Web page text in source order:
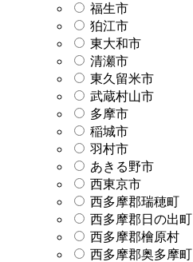
福生市
狛江市
東大和市
清瀬市
東久留米市
武蔵村山市
多摩市
稲城市
羽村市
あきる野市
西東京市
西多摩郡瑞穂町
西多摩郡日の出町
西多摩郡檜原村
西多摩郡奥多摩町